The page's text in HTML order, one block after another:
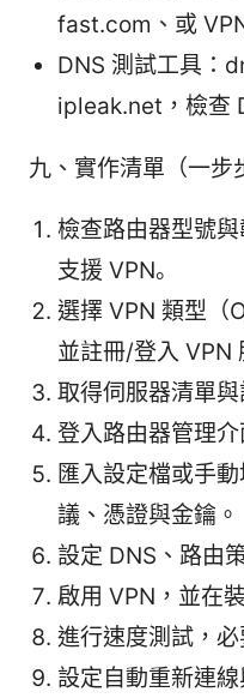
fast.com、或
DNS 測試工具：
ipleak.net，檢查
九、實作清單（一步
檢查路由器型號
支援 VPN。
選擇 VPN 類型（
並註冊/登入 VPN
取得伺服器清單
登入路由器管理
匯入設定檔或手
議、憑證與金鑰。
設定 DNS、路由
啟用 VPN，並在
進行速度測試，
設定自動重新連